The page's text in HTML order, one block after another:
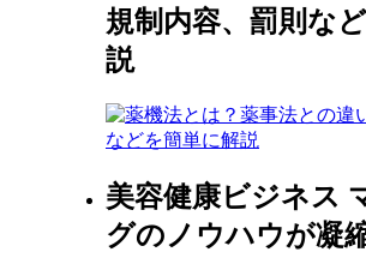
規制内容、罰則な
説
美容健康ビジネス
グのノウハウが凝